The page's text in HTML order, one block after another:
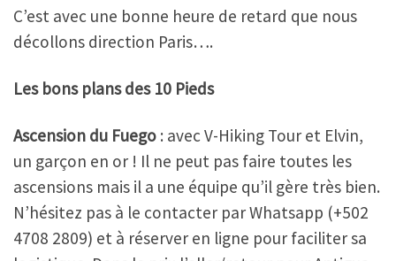
C’est avec une bonne heure de retard que nous
décollons direction Paris….
Les bons plans des 10 Pieds
Ascension du Fuego : avec V-Hiking Tour et Elvin,
un garçon en or ! Il ne peut pas faire toutes les
ascensions mais il a une équipe qu’il gère très bien.
N’hésitez pas à le contacter par Whatsapp (+502
4708 2809) et à réserver en ligne pour faciliter sa